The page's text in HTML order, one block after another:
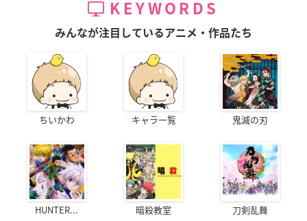
KEYWORDS
みんなが注目しているアニメ・作品たち
ちいかわ キャラ一覧 鬼滅の刃
HUNTER... 暗殺教室 刀剣乱舞